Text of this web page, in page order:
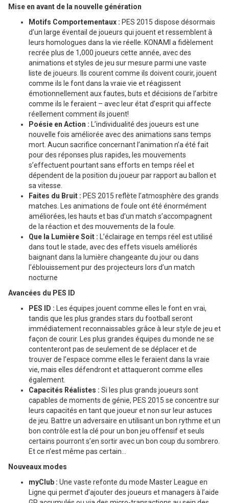
Mise en avant de la nouvelle génération
Motifs Comportementaux : PES 2015 dispose désormais
d’un large éventail de joueurs qui jouent et ressemblent à
leurs homologues dans la vie réelle. KONAMI a fidèlement
recrée plus de 1,000 joueurs cette année, avec des
animations et styles de jeu sur mesure parmi une vaste
liste de joueurs. Ils courent comme ils doivent courir, jouent
comme ils le font dans la vraie vie et réagissent
émotionnellement aux fautes, buts et décisions de l’arbitre
comme ils le feraient – avec leur état d’esprit qui affecte
réellement comment ils jouent!
Poésie en Action : L’individualité des joueurs est une
nouvelle fois améliorée avec des animations sans temps
mort. Aucun sacrifice concernant l’animation n’a été fait
pour des réponses plus rapides, les mouvements
s’effectuent pourtant sans efforts en temps réel et
dépendent de la position du joueur par rapport au ballon et
sa vitesse.
Faites du Bruit : PES 2015 reflète l’atmosphère des grands
matches. Les animations de foule ont été énormément
améliorées, les hauts et bas d’un match s’accompagnent
de la réaction et des mouvements de la foule.
Que la Lumière Soit : L’éclairage en temps réel est utilisé
dans tout le stade, avec des effets visuels améliorés
baignant dans la lumière changeante du jour ou dans
l’éblouissement pur des projecteurs lors d’un match
nocturne
Avancées du PES ID
PES ID : Les équipes jouent comme elles le font en vrai,
tandis que les plus grandes stars du football seront
immédiatement reconnaissables grâce à leur style de jeu et
façon de courir. Les plus grandes équipes du monde ne se
contenteront pas de seulement de se déplacer et de
trouver de l’espace comme elles le feraient dans la vraie
vie, mais elles défendront et attaqueront comme elles
également.
Capacités Réalistes : Si les plus grands joueurs sont
capables de moments de génie, PES 2015 se concentre sur
leurs capacités en tant que joueur et non sur leur astuces
de jeu. Battre un adversaire en utilisant un bon rythme et un
bon contrôle est la clé pour un bon jeu offensif et seuls
certains pourront s’en sortir avec un bon coup du sombrero.
Et ce n’est même pas certain…
Nouveaux modes
myClub : Une vaste refonte du mode Master League en
Ligne qui permet d’ajouter des joueurs et managers à l’aide